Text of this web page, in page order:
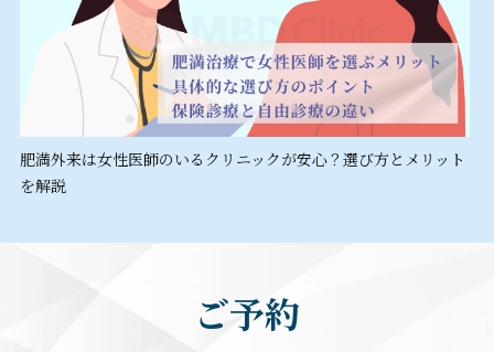
肥満外来は女性医師のいるクリニックが安心？選び方とメリット
を解説
ご予約